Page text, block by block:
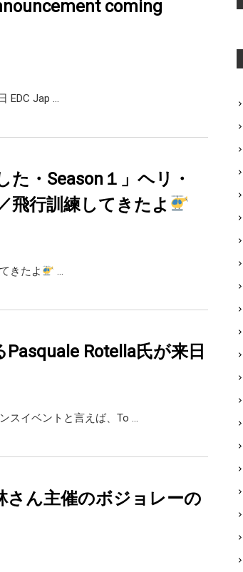
coming
日 EDC Jap …
た・Season１」ヘリ・
飛行訓練してきたよ
きたよ …
Pasquale Rotella氏が来日
スイベントと言えば、To …
さん主催のボジョレーの